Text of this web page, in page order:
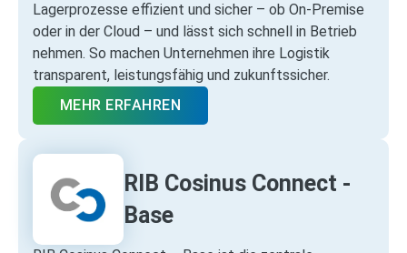
Lagerprozesse effizient und sicher – ob On‑Premise
oder in der Cloud – und lässt sich schnell in Betrieb
nehmen. So machen Unternehmen ihre Logistik
transparent, leistungsfähig und zukunftssicher.
MEHR ERFAHREN
RIB Cosinus Connect -
Base